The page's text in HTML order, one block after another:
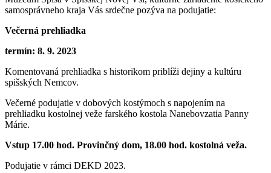
samosprávneho kraja Vás srdečne pozýva na podujatie:
Večerná prehliadka
termín: 8. 9. 2023
Komentovaná prehliadka s historikom priblíži dejiny a kultúru
spišských Nemcov.
Večerné podujatie v dobových kostýmoch s napojením na
prehliadku kostolnej veže farského kostola Nanebovzatia Panny
Márie.
Vstup 17.00 hod. Provinčný dom, 18.00 hod. kostolná veža.
Podujatie v rámci DEKD 2023.